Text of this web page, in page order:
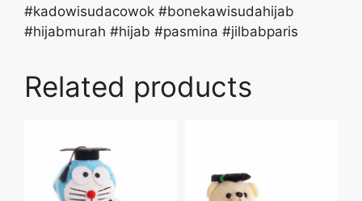
#kadowisudacowok #bonekawisudahijab
#hijabmurah #hijab #pasmina #jilbabparis
Related products